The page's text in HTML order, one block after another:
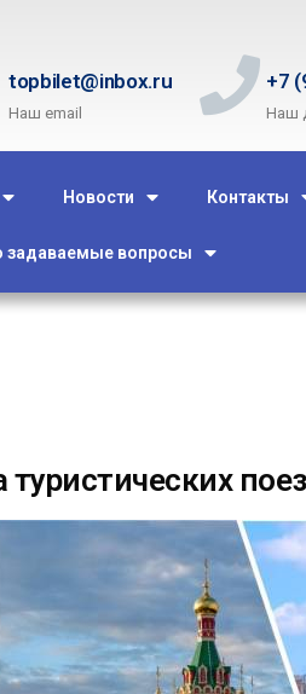
topbilet@inbox.ru
Наш email
+7
Наш
Новости Контакты
задаваемые вопросы
туристических